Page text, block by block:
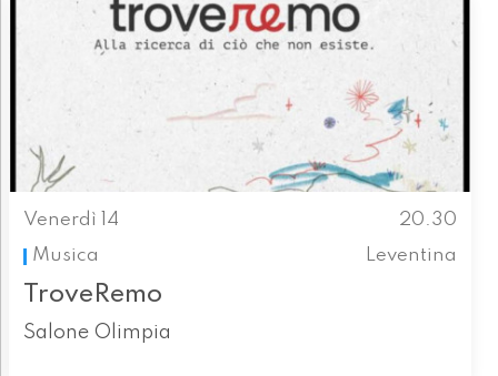
Venerdì 14
20.30
Musica
Leventina
TroveRemo
Salone Olimpia